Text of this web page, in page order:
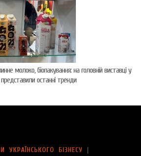
молоко, біопакування: на головній виставці у
останні тренди
УКРАЇНСЬКОГО БІЗНЕСУ |